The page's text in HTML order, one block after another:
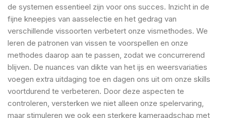
de systemen essentieel zijn voor ons succes. Inzicht in de
fijne kneepjes van aasselectie en het gedrag van
verschillende vissoorten verbetert onze vismethodes. We
leren de patronen van vissen te voorspellen en onze
methodes daarop aan te passen, zodat we concurrerend
blijven. De nuances van dikte van het ijs en weersvariaties
voegen extra uitdaging toe en dagen ons uit om onze skills
voortdurend te verbeteren. Door deze aspecten te
controleren, versterken we niet alleen onze spelervaring,
maar stimuleren we ook een sterkere kameraadschap met